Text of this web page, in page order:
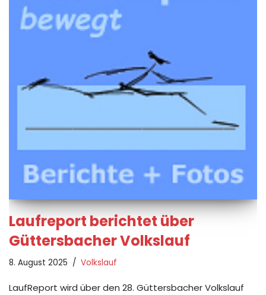
Laufreport berichtet über
Güttersbacher Volkslauf
8. August 2025 Volkslauf
LaufReport wird über den 28. Güttersbacher Volkslauf